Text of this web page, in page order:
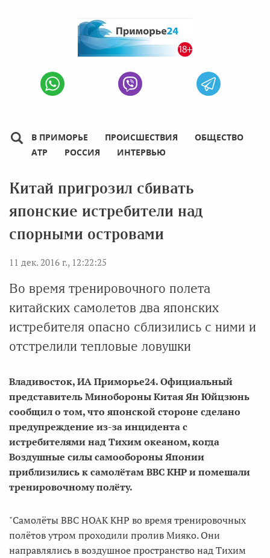
В ПРИМОРЬЕ ПРОИСШЕСТВИЯ
ОБЩЕСТВО
АТР
РОССИЯ ИНТЕРВЬЮ
Китай пригрозил сбивать
японские истребители над
спорными островами
11 дек. 2016 г., 12:22:25
Во время тренировочного полета
китайских самолетов два японских
истребителя опасно сблизились с ними и
отстрелили тепловые ловушки
Владивосток, ИА Приморье24. Официальный
представитель Минобороны Китая Ян Юйцзюнь
сообщил о том, что японской стороне сделано
предупреждение из-за инцидента с
истребителями над Тихим океаном, когда
Воздушные силы самообороны Японии
приблизились к самолётам ВВС КНР и помешали
тренировочному полёту.
"Самолёты ВВС НОАК КНР во время тренировочных
полётов утром проходили пролив Мияко. Они
направлялись в воздушное пространство над Тихим